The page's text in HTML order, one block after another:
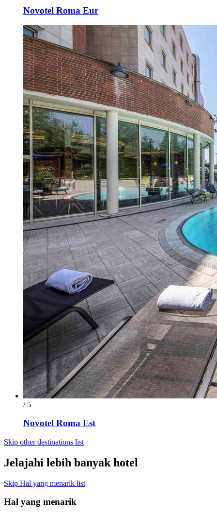
Novotel Roma Eur
/ 5
Novotel Roma Est
Skip other destinations list
Jelajahi lebih banyak hotel
Skip Hal yang menarik list
Hal yang menarik